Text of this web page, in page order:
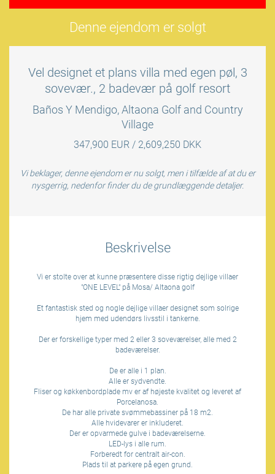
Denne ejendom er solgt
Vel designet et plans villa med egen pøl, 3
sovevær., 2 badevær på golf resort
Baños Y Mendigo, Altaona Golf and Country
Village
347,900 EUR / 2,609,250 DKK
Vi beklager, denne ejendom er nu solgt, men i tilfælde af at du er
nysgerrig, nedenfor finder du de grundlæggende detaljer.
Beskrivelse
Vi er stolte over at kunne præsentere disse rigtig dejlige villaer
"ONE LEVEL" på Mosa/ Altaona golf
Et fantastisk sted og nogle dejlige villaer designet som solrige
hjem med udendørs livsstil i tankerne.
Der er forskellige typer med 2 eller 3 soveværelser, alle med 2
badeværelser.
De er alle i 1 plan.
Alle er sydvendte.
Fliser og køkkenbordplade mv er af højeste kvalitet og leveret af
Porcelanosa.
De har alle private svømmebassiner på 18 m2.
Alle hvidevarer er inkluderet.
Der er opvarmede gulve i badeværelserne.
LED-lys i alle rum.
Forberedt for centralt air-con.
Plads til at parkere på egen grund.